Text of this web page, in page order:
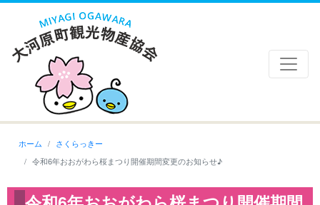
ホーム
さくらっきー
令和6年おおがわら桜まつり開催期間変更のお知らせ♪